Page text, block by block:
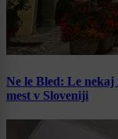
Ne le Bled: Le
mest v Sloveniji